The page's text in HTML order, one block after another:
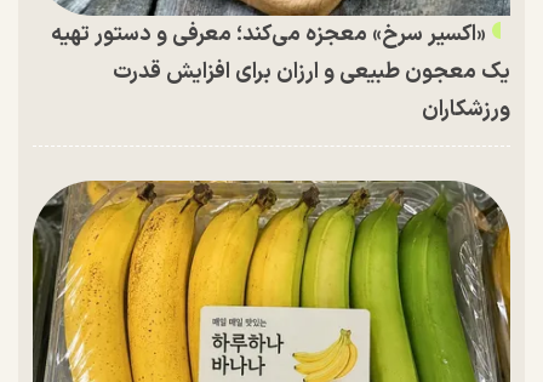
«اکسیر سرخ» معجزه می‌کند؛ معرفی و دستور تهیه
یک معجون طبیعی و ارزان برای افزایش قدرت
ورزشکاران